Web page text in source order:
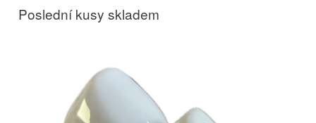
Poslední kusy skladem